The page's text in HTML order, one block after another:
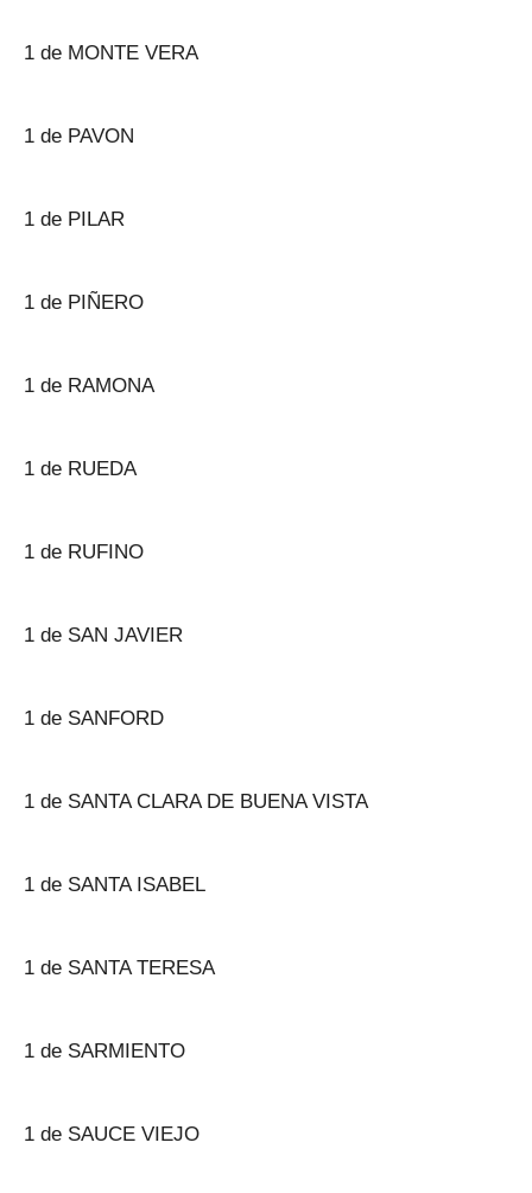
1 de MONTE VERA
1 de PAVON
1 de PILAR
1 de PIÑERO
1 de RAMONA
1 de RUEDA
1 de RUFINO
1 de SAN JAVIER
1 de SANFORD
1 de SANTA CLARA DE BUENA VISTA
1 de SANTA ISABEL
1 de SANTA TERESA
1 de SARMIENTO
1 de SAUCE VIEJO